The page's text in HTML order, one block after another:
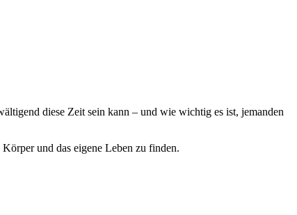
diese Zeit sein kann – und wie wichtig es ist, jemanden
und das eigene Leben zu finden.